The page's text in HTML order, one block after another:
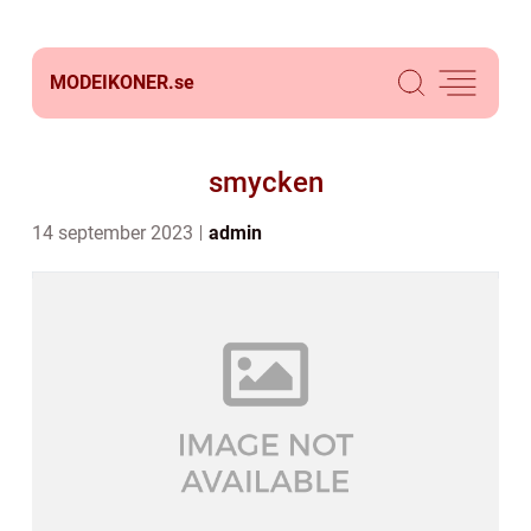
MODEIKONER.se
smycken
14 september 2023 admin